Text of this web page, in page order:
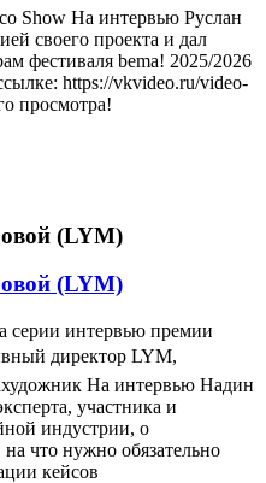
Show На интервью Руслан
своего проекта и дал
фестиваля bema! 2025/2026
https://vkvideo.ru/video-
просмотра!
(LYM)
(LYM)
серии интервью премии
директор LYM,
На интервью Надин
участника и
индустрии, о
что нужно обязательно
кейсов